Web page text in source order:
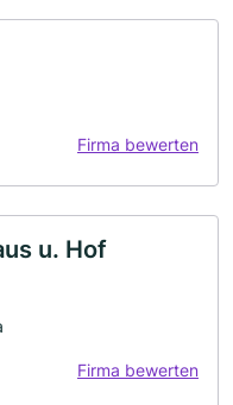
Firma bewerten
u. Hof
Firma bewerten